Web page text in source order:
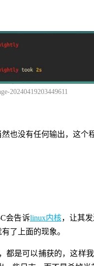
20240419203449611
也没有任何输出，这个
会告诉linux内核，让其发
了上面的现象。
是可以捕获的，这样